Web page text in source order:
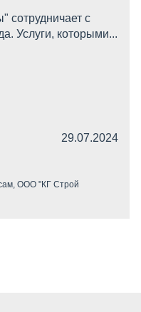
сотрудничает с
Услуги, которыми...
29.07.2024
ООО "КГ Строй